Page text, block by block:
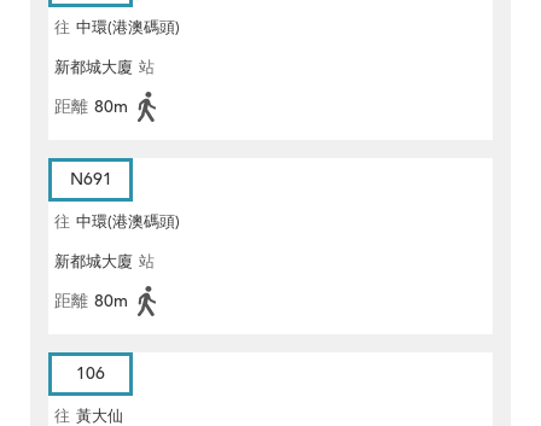
往 中環(港澳碼頭)
新都城大廈 站
距離 80m
N691
往 中環(港澳碼頭)
新都城大廈 站
距離 80m
106
往 黃大仙